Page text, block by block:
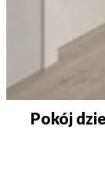
Pokój